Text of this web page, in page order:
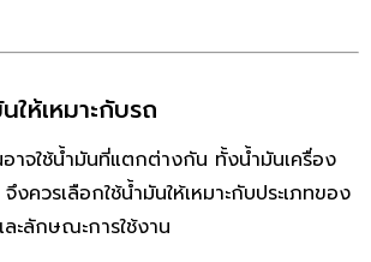
ให้เหมาะกับรถ
าจใช้น้ำมันที่แตกต่างกัน ทั้งน้ำมันเครื่อง
งควรเลือกใช้น้ำมันให้เหมาะกับประเภทของ
ะลักษณะการใช้งาน